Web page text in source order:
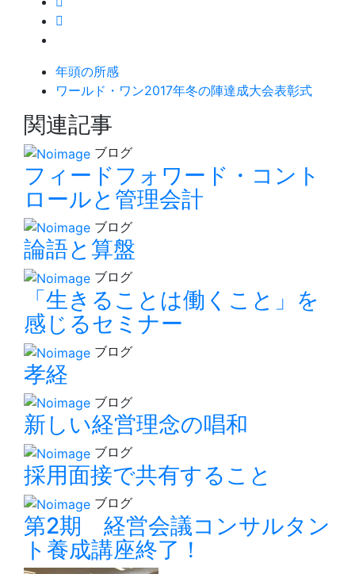
年頭の所感
ワールド・ワン2017年冬の陣達成大会表彰式
関連記事
ブログ
フィードフォワード・コント
ロールと管理会計
ブログ
論語と算盤
ブログ
「生きることは働くこと」を
感じるセミナー
ブログ
孝経
ブログ
新しい経営理念の唱和
ブログ
採用面接で共有すること
ブログ
第2期 経営会議コンサルタン
ト養成講座終了！